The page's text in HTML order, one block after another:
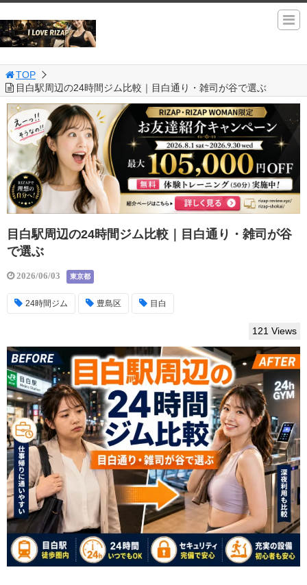
TOP
目白駅周辺の24時間ジム比較｜目白通り・雑司が谷で選ぶ
目白駅周辺の24時間ジム比較｜目白通り・雑司が谷
で選ぶ
2026/06/03 東京都
24時間ジム 豊島区 目白
121 Views